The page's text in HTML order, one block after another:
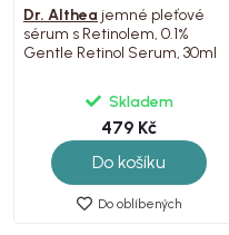
Dr. Althea jemné pleťové
sérum s Retinolem, 0.1%
Gentle Retinol Serum, 30ml
Skladem
479 Kč
Do košíku
Do oblíbených